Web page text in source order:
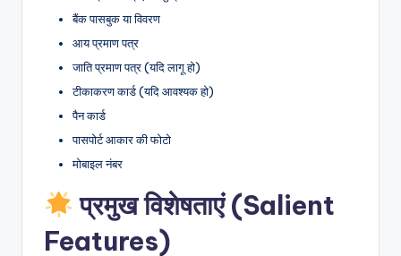
बैंक पासबुक या विवरण
आय प्रमाण पत्र
जाति प्रमाण पत्र (यदि लागू हो)
टीकाकरण कार्ड (यदि आवश्यक हो)
पैन कार्ड
पासपोर्ट आकार की फोटो
मोबाइल नंबर
प्रमुख विशेषताएं (Salient
Features)